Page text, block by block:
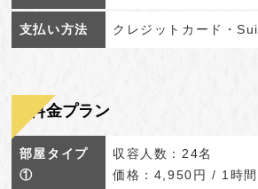
支払い方法 クレジットカード・
料金プラン
部屋タイプ
①
収容人数：24名
価格：4,950円 / 1時間